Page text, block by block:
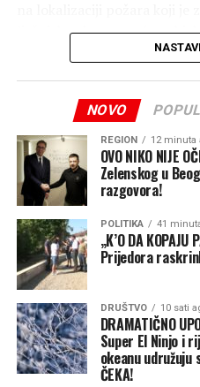
lješnjaka, dva pomoćna
druge porodične kuće”,
Okružnog javnog tužilaštva
Podsjećamo, iz
su ranije da je požar gasilo
vozila.
Pored toga, vatrogasci su
smeće i nisko rastinje u
Mišinom Hanu.
Takođe, imali su i tehničku
traktora na Stričićima,
NOVO
REGION 12 minuta
OVO NIKO NIJE
Zelenskog u
razgovora!
POLITIKA 41
„K’O DA
Prijedora
DRUŠTVO 10 sati
DRAMATIČNO
Super El Ninjo i
okeanu udružuju
ČEKA!